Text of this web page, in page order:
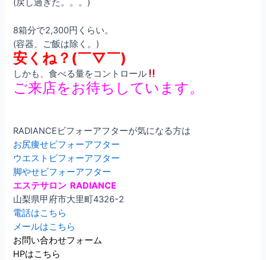
(戻し過ぎた。。。)
8箱分で2,300円くらい。
(容器、ご飯は除く。)
安くね？(￣▽￣)
しかも、食べる量をコントロール
ご来店をお待ちしています。
RADIANCEビフォーアフターが気になる方は
お尻痩せビフォーアフター
ウエストビフォーアフター
脚やせビフォーアフター
エステサロン RADIANCE
山梨県甲府市大里町4326-2
電話はこちら
メールはこちら
お問い合わせフォーム
HPはこちら